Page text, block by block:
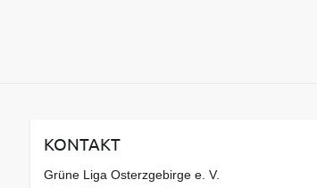
KONTAKT
Grüne Liga Osterzgebirge e. V.